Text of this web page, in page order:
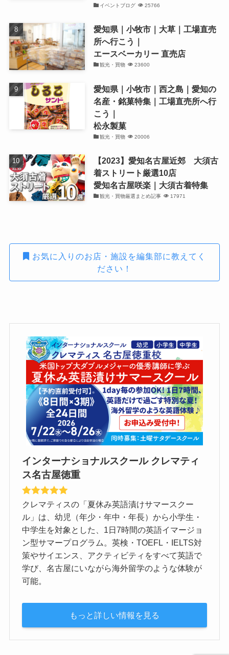
イベントブログ 25766
愛知県｜小牧市｜大草｜工場直売
所へ行こう｜
エースベーカリー 直売店
観光・買物 23600
愛知県｜小牧市｜西之島｜愛知の
名産・銘菓特集｜工場直売所へ行
こう｜
松永製菓
観光・買物 20006
【2023】愛知名古屋近郊 大須古
着ストリート厳選10店
愛知名古屋咲楽｜大須古着特集
観光・買物厳選まとめ記事 17971
お気に入りのお店・施設を編集部に教えてく
ださい！
インターナショナルスクール クレマティ
ス名古屋徳重
クレマティスの「夏休み英語漬けサマースクー
ル」は、幼児（年少・年中・年長）から小学生・
中学生を対象とした、1日7時間の英語イマージョ
ン型サマープログラム。英検・TOEFL・IELTS対
策やサイエンス、アクティビティをすべて英語で
学び、名古屋にいながら海外留学のような体験が
可能。
もっと詳しい情報を見る